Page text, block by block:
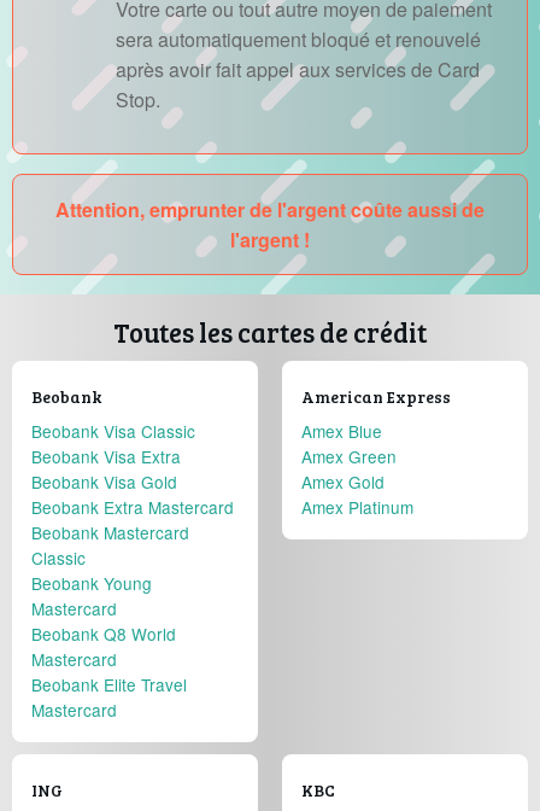
Votre carte ou tout autre moyen de paiement
sera automatiquement bloqué et renouvelé
après avoir fait appel aux services de Card
Stop.
Attention, emprunter de l'argent coûte aussi de
l'argent !
Toutes les cartes de crédit
Beobank
Beobank Visa Classic
Beobank Visa Extra
Beobank Visa Gold
Beobank Extra Mastercard
Beobank Mastercard
Classic
Beobank Young
Mastercard
Beobank Q8 World
Mastercard
Beobank Elite Travel
Mastercard
American Express
Amex Blue
Amex Green
Amex Gold
Amex Platinum
ING KBC